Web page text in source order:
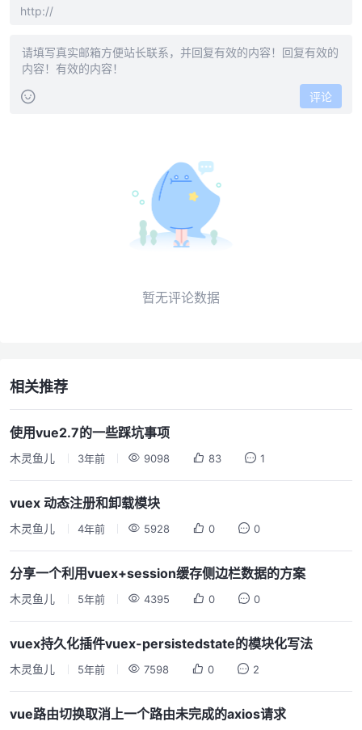
评论
暂无评论数据
相关推荐
使用vue2.7的一些踩坑事项
木灵鱼儿 3年前 9098 83 1
vuex 动态注册和卸载模块
木灵鱼儿 4年前 5928 0 0
分享一个利用vuex+session缓存侧边栏数据的方案
木灵鱼儿 5年前 4395 0 0
vuex持久化插件vuex-persistedstate的模块化写法
木灵鱼儿 5年前 7598 0 2
vue路由切换取消上一个路由未完成的axios请求